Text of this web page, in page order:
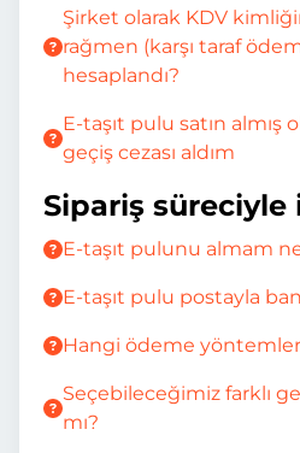
Şirket olarak KDV
rağmen (karşı taraf
hesaplandı?
E-taşıt pulu satın almış
geçiş cezası aldım
Sipariş
E-taşıt pulunu almam
E-taşıt pulu postayla
Hangi ödeme
Seçebileceğimiz farklı
mı?